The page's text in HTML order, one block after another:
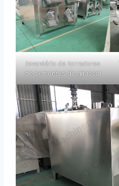
Inventário de torradores
de sementes de girassol